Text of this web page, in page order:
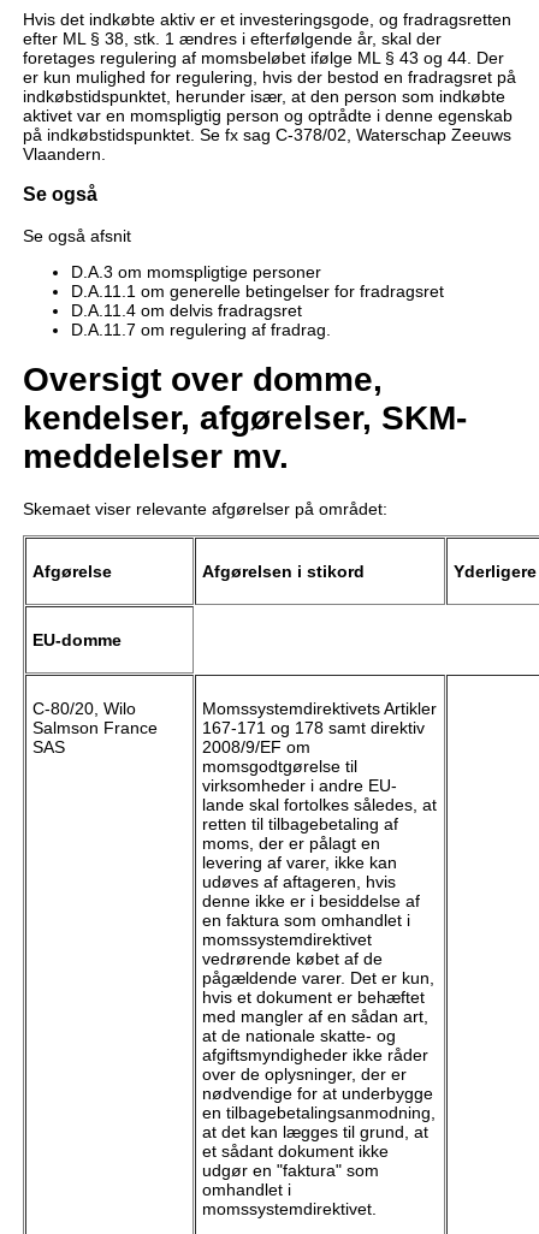
Hvis det indkøbte aktiv er et investeringsgode, og fradragsretten
efter ML § 38, stk. 1 ændres i efterfølgende år, skal der
foretages regulering af momsbeløbet ifølge ML § 43 og 44. Der
er kun mulighed for regulering, hvis der bestod en fradragsret på
indkøbstidspunktet, herunder især, at den person som indkøbte
aktivet var en momspligtig person og optrådte i denne egenskab
på indkøbstidspunktet. Se fx sag C-378/02, Waterschap Zeeuws
Vlaandern.
Se også
Se også afsnit
D.A.3 om momspligtige personer
D.A.11.1 om generelle betingelser for fradragsret
D.A.11.4 om delvis fradragsret
D.A.11.7 om regulering af fradrag.
Oversigt over domme,
kendelser, afgørelser, SKM-
meddelelser mv.
Skemaet viser relevante afgørelser på området:
Afgørelse Afgørelsen i stikord
EU-domme
C-80/20, Wilo
Salmson France
SAS
Momssystemdirektivets Artikler
167-171 og 178 samt direktiv
2008/9/EF om
momsgodtgørelse til
virksomheder i andre EU-
lande skal fortolkes således, at
retten til tilbagebetaling af
moms, der er pålagt en
levering af varer, ikke kan
udøves af aftageren, hvis
denne ikke er i besiddelse af
en faktura som omhandlet i
momssystemdirektivet
vedrørende købet af de
pågældende varer. Det er kun,
hvis et dokument er behæftet
med mangler af en sådan art,
at de nationale skatte- og
afgiftsmyndigheder ikke råder
over de oplysninger, der er
nødvendige for at underbygge
en tilbagebetalingsanmodning,
at det kan lægges til grund, at
et sådant dokument ikke
udgør en "faktura" som
omhandlet i
momssystemdirektivet.